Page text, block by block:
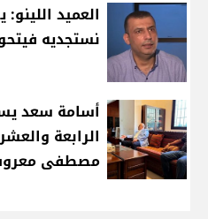
العميد
نستجديه
أسامة سعد
الرابعة
مصطفى